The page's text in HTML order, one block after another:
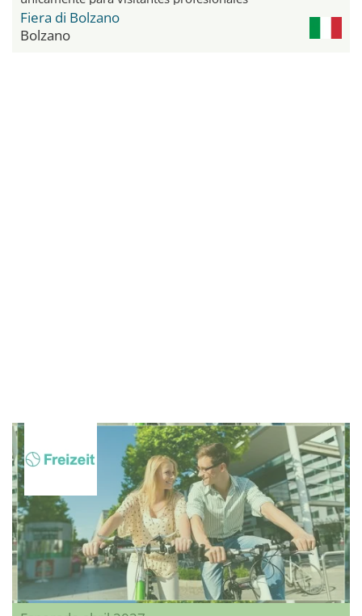
Fiera di Bolzano
Bolzano